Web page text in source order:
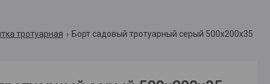
тротуарная Борт садовый тротуарный серый 500х200х35